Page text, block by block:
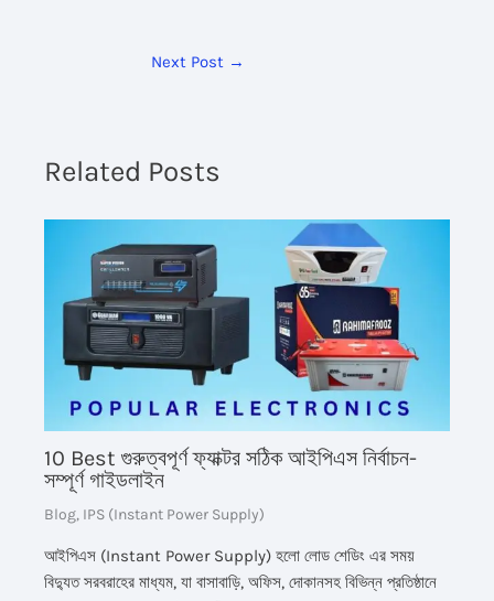
Next Post →
Related Posts
10 Best গুরুত্বপূর্ণ ফ্যাক্টর সঠিক আইপিএস নির্বাচন-
সম্পূর্ণ গাইডলাইন
Blog, IPS (Instant Power Supply)
আইপিএস (Instant Power Supply) হলো লোড শেডিং এর সময়
বিদ্যুত সরবরাহের মাধ্যম, যা বাসাবাড়ি, অফিস, দোকানসহ বিভিন্ন প্রতিষ্ঠানে